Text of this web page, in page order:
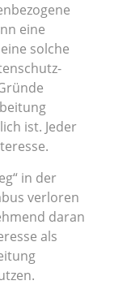
eine
solche
ist. Jeder
in der
verloren
daran
als